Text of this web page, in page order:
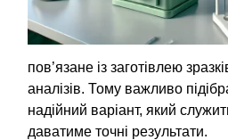
пов’язане із заготівлею
аналізів. Тому важливо
надійний варіант, який
даватиме точні результати.